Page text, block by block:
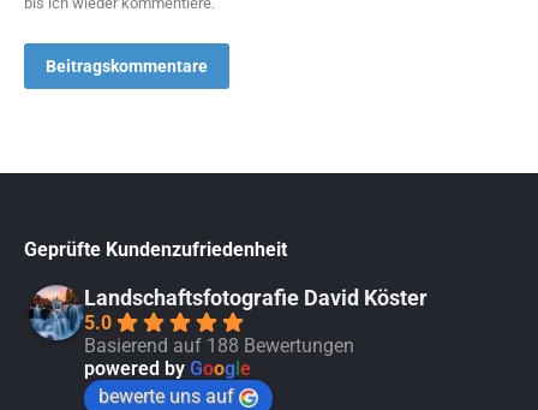
Beitragskommentare
Geprüfte Kundenzufriedenheit
Landschaftsfotografie David Köster
5.0
Basierend auf 188 Bewertungen
powered by Google
bewerte uns auf